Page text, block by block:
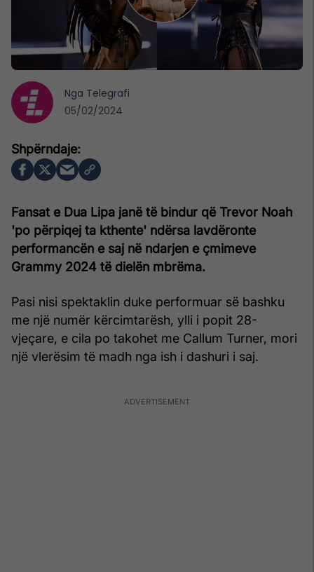
Fansat e Dua Lipa janë të bindur që Trevor Noah
'po përpiqej ta kthente' ndërsa lavdëronte
performancën e saj në ndarjen e çmimeve
Grammy 2024 të dielën mbrëma.
Pasi nisi spektaklin duke performuar së bashku
me një numër kërcimtarësh, ylli i popit 28-
vjeçare, e cila po takohet me Callum Turner, mori
një vlerësim të madh nga ish i dashuri i saj.
Nga Telegrafi
05/02/2024